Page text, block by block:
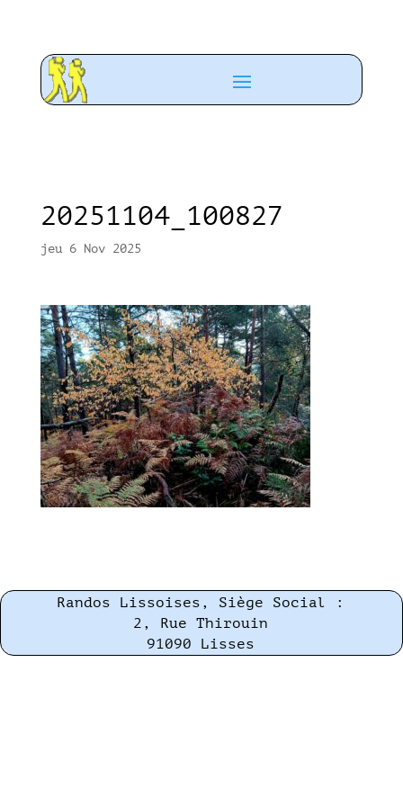
20251104_100827
jeu 6 Nov 2025
Randos Lissoises, Siège Social :
2, Rue Thirouin
91090 Lisses